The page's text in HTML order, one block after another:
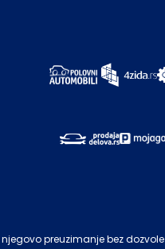
preuzimanje bez dozvole